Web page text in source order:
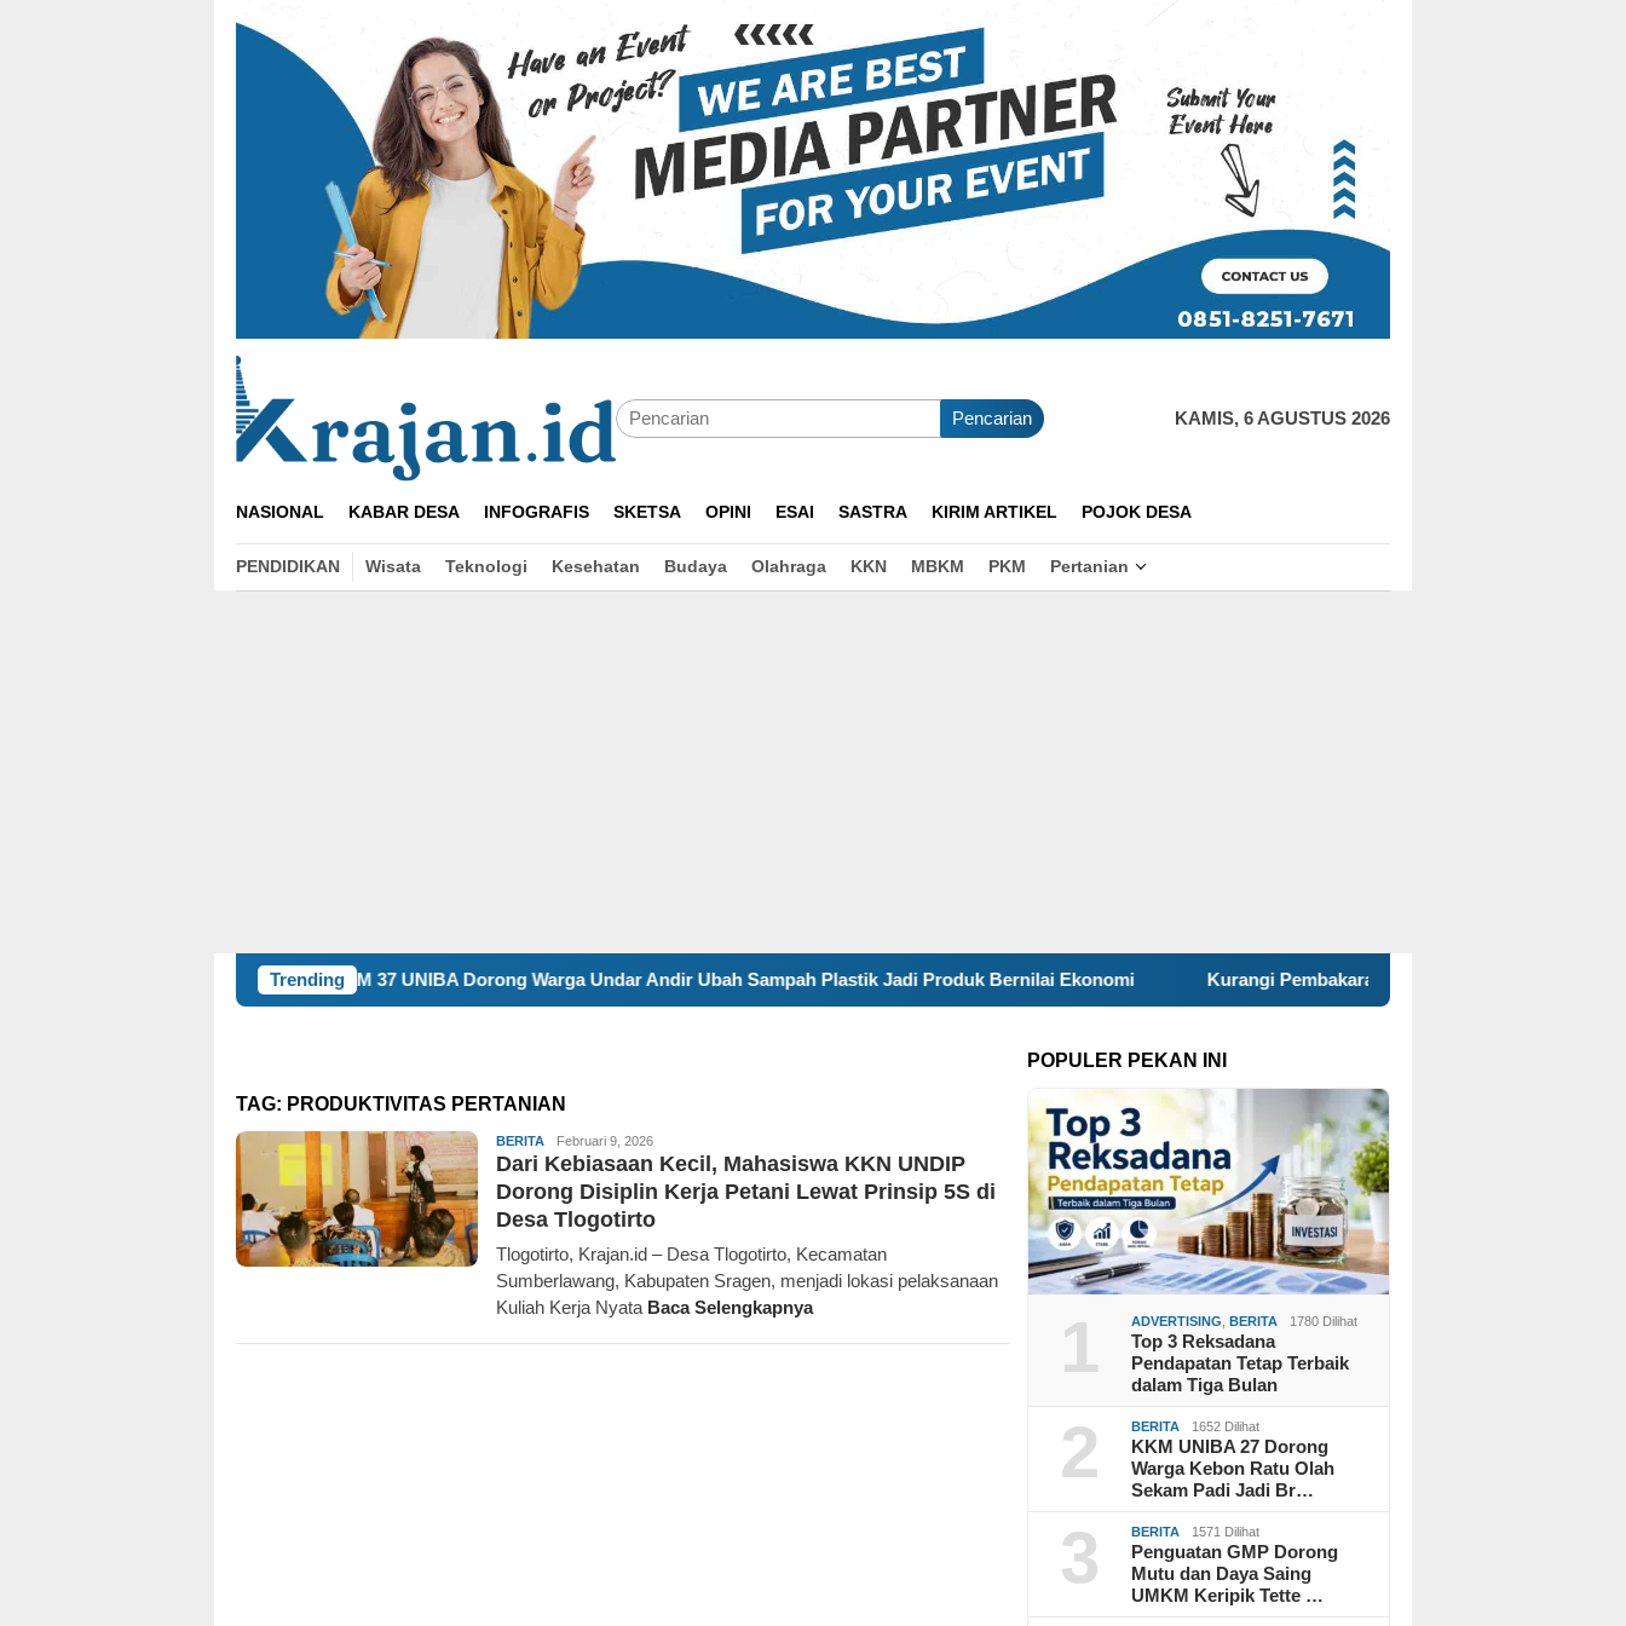
Pencarian KAMIS, 6 AGUSTUS 2026
NASIONAL KABAR DESA INFOGRAFIS SKETSA OPINI ESAI SASTRA KIRIM ARTIKEL POJOK DESA
PENDIDIKAN Wisata Teknologi Kesehatan Budaya Olahraga KKN MBKM PKM Pertanian
Trending
KKM 37 UNIBA Dorong Warga Undar Andir Ubah Sampah Plastik Jadi Produk Bernilai Ekonomi Kurangi Pembakaran Sampah Terbuka, KKN 120 dan Warga
TAG: PRODUKTIVITAS PERTANIAN
BERITA Redaksi
Krajan.id
Februari 9, 2026
Dari Kebiasaan Kecil, Mahasiswa KKN UNDIP
Dorong Disiplin Kerja Petani Lewat Prinsip 5S di
Desa Tlogotirto
Tlogotirto, Krajan.id – Desa Tlogotirto, Kecamatan
Sumberlawang, Kabupaten Sragen, menjadi lokasi pelaksanaan
Kuliah Kerja Nyata Baca Selengkapnya
POPULER PEKAN INI
1 ADVERTISING ,BERITA 1780 Dilihat
Top 3 Reksadana
Pendapatan Tetap Terbaik
dalam Tiga Bulan
2 BERITA 1652 Dilihat
KKM UNIBA 27 Dorong
Warga Kebon Ratu Olah
Sekam Padi Jadi Br…
3 BERITA 1571 Dilihat
Penguatan GMP Dorong
Mutu dan Daya Saing
UMKM Keripik Tette …